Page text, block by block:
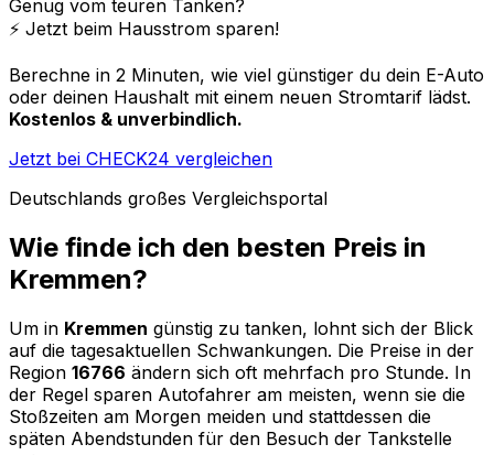
Genug vom teuren Tanken?
⚡️ Jetzt beim Hausstrom sparen!
Berechne in 2 Minuten, wie viel günstiger du dein E-Auto
oder deinen Haushalt mit einem neuen Stromtarif lädst.
Kostenlos & unverbindlich.
Jetzt bei CHECK24 vergleichen
Deutschlands großes Vergleichsportal
Wie finde ich den besten Preis in
Kremmen?
Um in Kremmen günstig zu tanken, lohnt sich der Blick
auf die tagesaktuellen Schwankungen. Die Preise in der
Region 16766 ändern sich oft mehrfach pro Stunde. In
der Regel sparen Autofahrer am meisten, wenn sie die
Stoßzeiten am Morgen meiden und stattdessen die
späten Abendstunden für den Besuch der Tankstelle